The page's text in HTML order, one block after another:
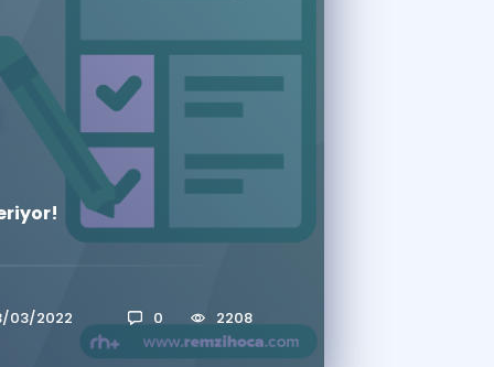
Tek Takvimde
Özel Fırsatlar
İlgili Haberler
03/2022 0 2208